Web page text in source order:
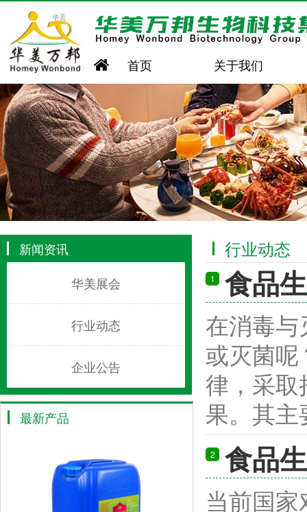
首页 关于我们
新闻资讯
华美展会
行业动态
企业公告
最新产品
行业动态
1 食品
在消毒
或灭菌
律，采
果。其
2 食品
当前国